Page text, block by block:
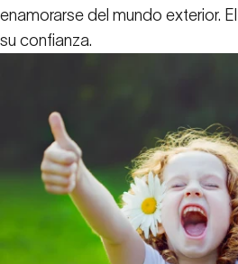
enamorarse del mundo exterior.
su confianza.